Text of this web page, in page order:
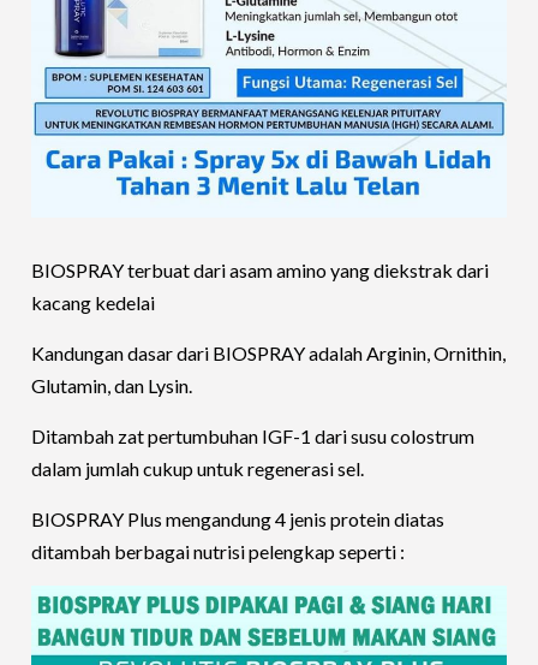
BIOSPRAY terbuat dari asam amino yang diekstrak dari
kacang kedelai
Kandungan dasar dari BIOSPRAY adalah Arginin, Ornithin,
Glutamin, dan Lysin.
Ditambah zat pertumbuhan IGF-1 dari susu colostrum
dalam jumlah cukup untuk regenerasi sel.
BIOSPRAY Plus mengandung 4 jenis protein diatas
ditambah berbagai nutrisi pelengkap seperti :